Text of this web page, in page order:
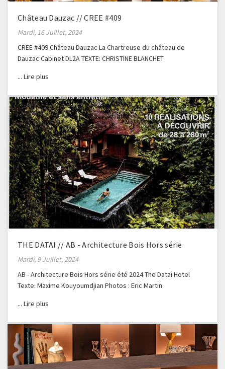
Château Dauzac // CREE #409
Mardi, 16 Juillet, 2024
CREE #409 Château Dauzac La Chartreuse du château de
Dauzac Cabinet DL2A TEXTE: CHRISTINE BLANCHET
THE DATAI // AB - Architecture Bois Hors série
Mardi, 9 Juillet, 2024
AB - Architecture Bois Hors série été 2024 The Datai Hotel
Texte: Maxime Kouyoumdjian Photos : Eric Martin